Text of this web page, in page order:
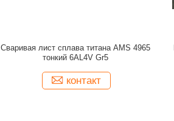
Сваривая лист сплава титана AMS 4965
тонкий 6AL4V Gr5
контакт